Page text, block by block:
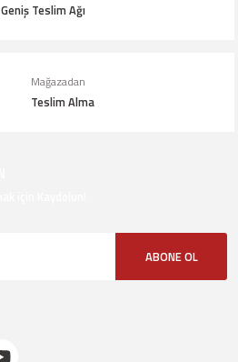
Geniş Teslim Ağı
Mağazadan
Teslim Alma
ABONE OL